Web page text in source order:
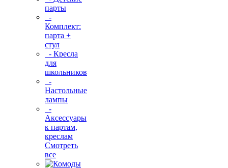
парты
-
Комплект:
парта +
стул
- Кресла
для
школьников
-
Настольные
лампы
-
Аксессуары
к партам,
креслам
Смотреть
все